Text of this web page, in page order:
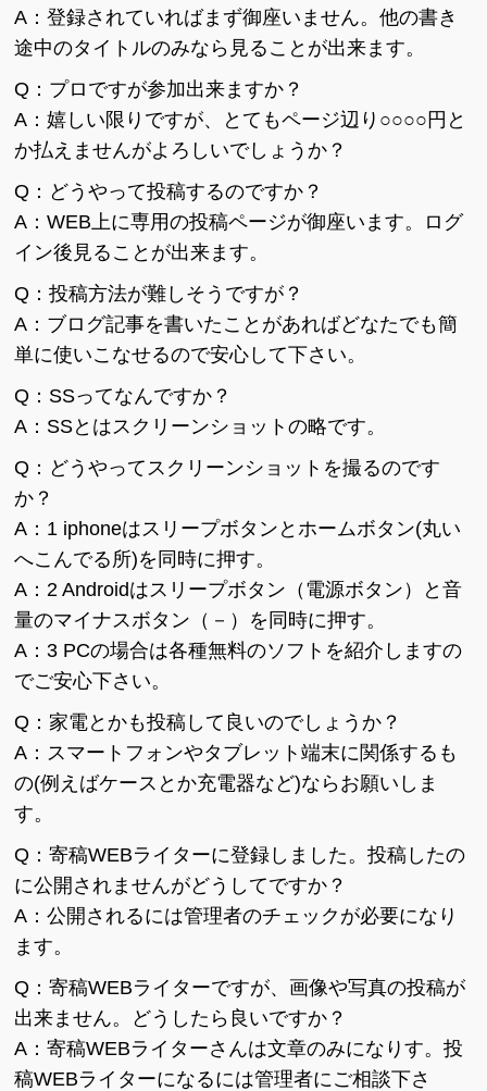
A：登録されていればまず御座いません。他の書き
途中のタイトルのみなら見ることが出来ます。
Q：プロですが参加出来ますか？
A：嬉しい限りですが、とてもページ辺り○○○○円と
か払えませんがよろしいでしょうか？
Q：どうやって投稿するのですか？
A：WEB上に専用の投稿ページが御座います。ログ
イン後見ることが出来ます。
Q：投稿方法が難しそうですが？
A：ブログ記事を書いたことがあればどなたでも簡
単に使いこなせるので安心して下さい。
Q：SSってなんですか？
A：SSとはスクリーンショットの略です。
Q：どうやってスクリーンショットを撮るのです
か？
A：1 iphoneはスリープボタンとホームボタン(丸い
へこんでる所)を同時に押す。
A：2 Androidはスリープボタン（電源ボタン）と音
量のマイナスボタン（－）を同時に押す。
A：3 PCの場合は各種無料のソフトを紹介しますの
でご安心下さい。
Q：家電とかも投稿して良いのでしょうか？
A：スマートフォンやタブレット端末に関係するも
の(例えばケースとか充電器など)ならお願いしま
す。
Q：寄稿WEBライターに登録しました。投稿したの
に公開されませんがどうしてですか？
A：公開されるには管理者のチェックが必要になり
ます。
Q：寄稿WEBライターですが、画像や写真の投稿が
出来ません。どうしたら良いですか？
A：寄稿WEBライターさんは文章のみになりす。投
稿WEBライターになるには管理者にご相談下さ